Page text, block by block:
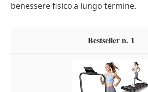
benessere fisico a lungo termine.
1